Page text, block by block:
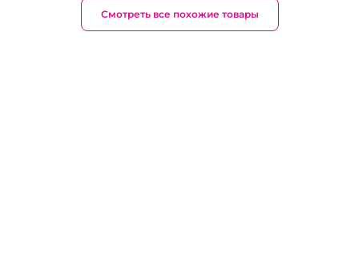
Смотреть все похожие товары